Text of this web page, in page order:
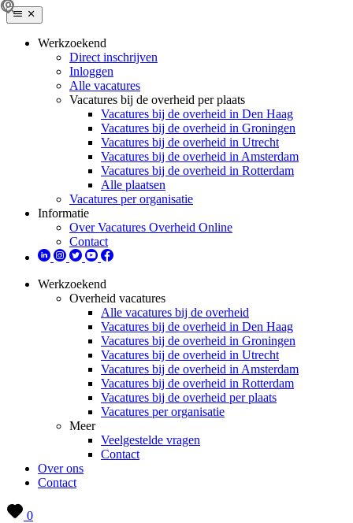
Werkzoekend
Direct inschrijven
Inloggen
Alle vacatures
Vacatures bij de overheid per plaats
Vacatures bij de overheid in Den Haag
Vacatures bij de overheid in Groningen
Vacatures bij de overheid in Utrecht
Vacatures bij de overheid in Amsterdam
Vacatures bij de overheid in Rotterdam
Alle plaatsen
Vacatures per organisatie
Informatie
Over Vacatures Overheid Online
Contact
Werkzoekend
Overheid vacatures
Alle vacatures bij de overheid
Vacatures bij de overheid in Den Haag
Vacatures bij de overheid in Groningen
Vacatures bij de overheid in Utrecht
Vacatures bij de overheid in Amsterdam
Vacatures bij de overheid in Rotterdam
Vacatures bij de overheid per plaats
Vacatures per organisatie
Meer
Veelgestelde vragen
Contact
Over ons
Contact
0